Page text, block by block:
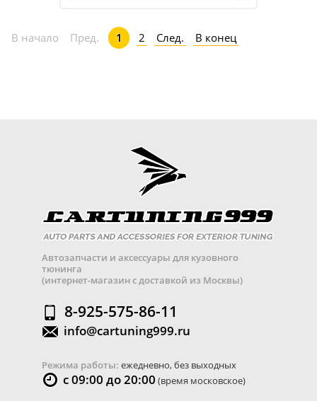
В начало Пред. 1 2 След. В конец
Автозапчасти и аксессуары для кузовного
тюнинга
(интернет-магазин с доставкой из Москвы)
8-925-575-86-11
info@cartuning999.ru
Режима работы: ежедневно, без выходных
с 09:00 до 20:00 (время московское)